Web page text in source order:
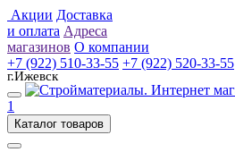
Акции Доставка
и оплата Адреса
магазинов О компании
+7 (922) 510-33-55 +7 (922) 520-33-55
г.Ижевск
1
Каталог товаров